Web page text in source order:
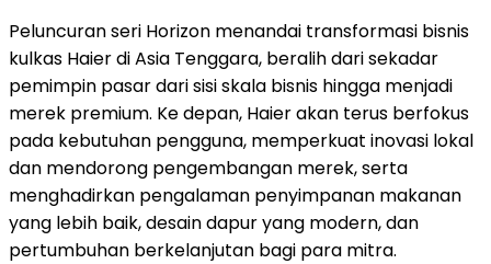
Peluncuran seri Horizon menandai transformasi bisnis
kulkas Haier di Asia Tenggara, beralih dari sekadar
pemimpin pasar dari sisi skala bisnis hingga menjadi
merek premium. Ke depan, Haier akan terus berfokus
pada kebutuhan pengguna, memperkuat inovasi lokal
dan mendorong pengembangan merek, serta
menghadirkan pengalaman penyimpanan makanan
yang lebih baik, desain dapur yang modern, dan
pertumbuhan berkelanjutan bagi para mitra.